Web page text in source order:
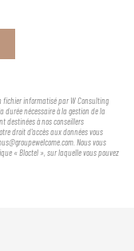
fichier informatisé par W Consulting
durée nécessaire à la gestion de la
destinées à nos conseillers
droit d'accès aux données vous
Nous vous
« Bloctel », sur laquelle vous pouvez